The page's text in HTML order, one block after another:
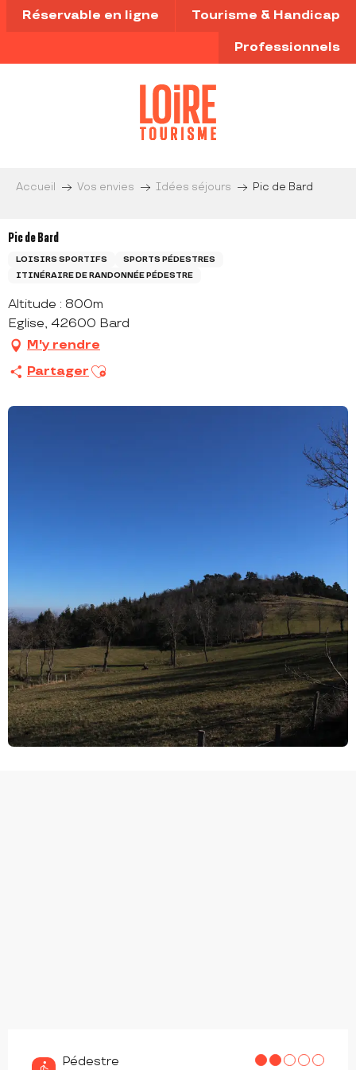
Aller
au
principal
Réservable en ligne Tourisme & Handicap
Professionnels
Accueil Vos envies Idées séjours Pic de Bard
Pic de Bard
LOISIRS SPORTIFS
SPORTS PÉDESTRES
ITINÉRAIRE DE RANDONNÉE PÉDESTRE
Altitude : 800m
Eglise, 42600 Bard
M'y rendre
Partager Ajouter aux favoris
Pédestre